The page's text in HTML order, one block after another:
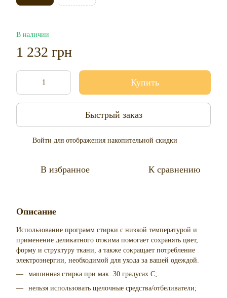
В наличии
1 232 грн
Купить
Быстрый заказ
Войти для отображения накопительной скидки
В избранное К сравнению
Описание
Использование программ стирки с низкой температурой и
применение деликатного отжима помогает сохранять цвет,
форму и структуру ткани, а также сокращает потребление
электроэнергии, необходимой для ухода за вашей одеждой.
машинная стирка при мак. 30 градусах С;
нельзя использовать щелочные средства/отбеливатели;